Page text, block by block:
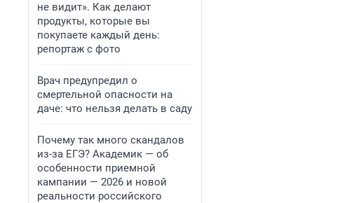
не видит». Как делают
продукты, которые вы
покупаете каждый день:
репортаж с фото
Врач предупредил о
смертельной опасности на
даче: что нельзя делать в саду
Почему так много скандалов
из-за ЕГЭ? Академик — об
особенности приемной
кампании — 2026 и новой
реальности российского